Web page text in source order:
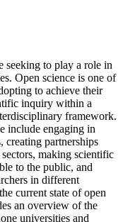
seeking to play a role in
Open science is one of
to achieve their
inquiry within a
framework.
include engaging in
creating partnerships
making scientific
to the public, and
in different
current state of open
an overview of the
universities and